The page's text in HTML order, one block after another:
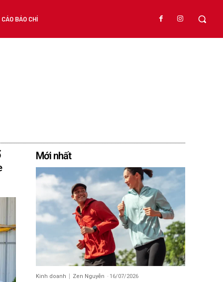
BÁO CHÍ
Mới nhất
Kinh doanh Zen Nguyễn - 16/07/2026